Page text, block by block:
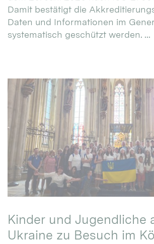
Damit bestätigt die
Daten und Informationen im
systematisch geschützt werden. ...
Kinder und Jugendliche
Ukraine zu Besuch im